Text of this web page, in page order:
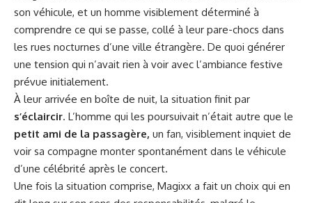
son véhicule, et un homme visiblement déterminé à
comprendre ce qui se passe, collé à leur pare-chocs dans
les rues nocturnes d’une ville étrangère. De quoi générer
une tension qui n’avait rien à voir avec l’ambiance festive
prévue initialement.
À leur arrivée en boîte de nuit, la situation finit par
s’éclaircir. L’homme qui les poursuivait n’était autre que le
petit ami de la passagère, un fan, visiblement inquiet de
voir sa compagne monter spontanément dans le véhicule
d’une célébrité après le concert.
Une fois la situation comprise, Magixx a fait un choix qui en